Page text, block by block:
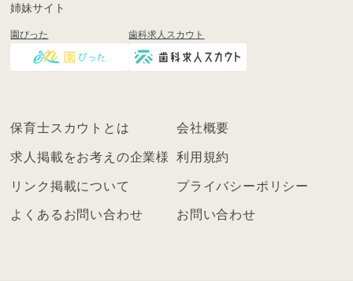
く
ン
姉妹サイト
園ぴった 歯科求人スカウト
保育士スカウトとは 会社概要
求人掲載をお考えの企業様 利用規約
リンク掲載について プライバシーポリシー
よくあるお問い合わせ お問い合わせ